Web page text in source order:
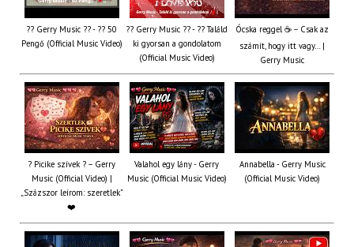
?? Gerry Music ?? - ?? 50
Pengő (Official Music Video)
?? Gerry Music ?? - ?? Találd
ki gyorsan a gondolatom
(Official Music Video)
Ócska reggel ☕ – Csak az
számít, hogy itt vagy… |
Gerry Music
? Picike szívek ? – Gerry
Music (Official Video) |
„Százszor leírom: szeretlek”
❤️
Valahol egy lány - Gerry
Music (Official Music Video)
Annabella - Gerry Music
(Official Music Video)